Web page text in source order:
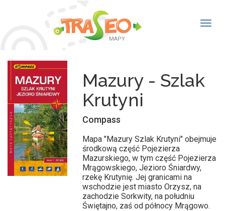
MAPY
Mazury - Szlak
Krutyni
Compass
Mapa "Mazury Szlak Krutyni" obejmuje
środkową część Pojezierza
Mazurskiego, w tym część Pojezierza
Mrągowskiego, Jezioro Śniardwy,
rzekę Krutynię. Jej granicami na
wschodzie jest miasto Orzysz, na
zachodzie Sorkwity, na południu
Świętajno, zaś od północy Mrągowo.